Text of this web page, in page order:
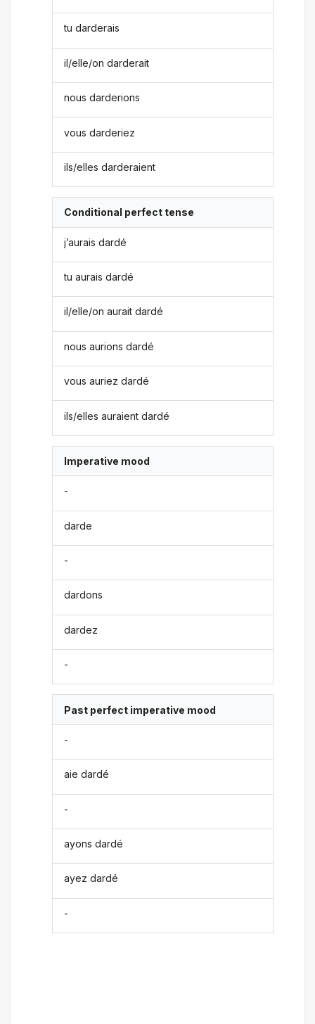
tu darderais
il/elle/on darderait
nous darderions
vous darderiez
ils/elles darderaient
Conditional perfect tense
j’aurais dardé
tu aurais dardé
il/elle/on aurait dardé
nous aurions dardé
vous auriez dardé
ils/elles auraient dardé
Imperative mood
-
darde
-
dardons
dardez
-
Past perfect imperative mood
-
aie dardé
-
ayons dardé
ayez dardé
-